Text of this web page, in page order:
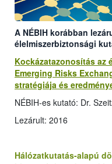
A NÉBIH korábban
élelmiszerbiztonsági
Kockázatazonosítás az
Emerging Risks
stratégiája és
NÉBIH-es kutató: Dr.
Lezárult: 2016
Hálózatkutatás-alapú